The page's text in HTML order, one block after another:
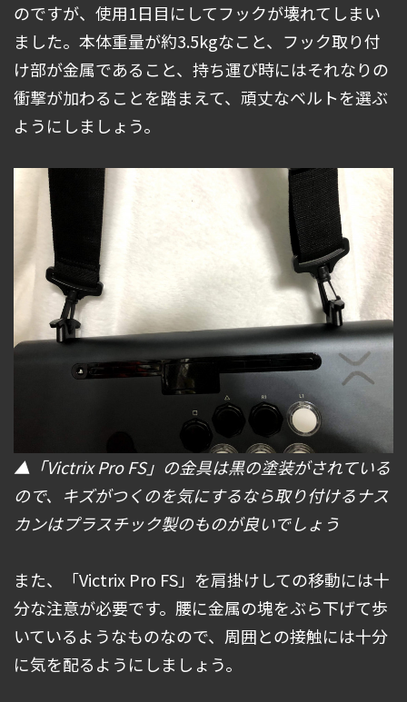
のですが、使用1日目にしてフックが壊れてしまい
ました。本体重量が約3.5kgなこと、フック取り付
け部が金属であること、持ち運び時にはそれなりの
衝撃が加わることを踏まえて、頑丈なベルトを選ぶ
ようにしましょう。
▲「Victrix Pro FS」の金具は黒の塗装がされている
ので、キズがつくのを気にするなら取り付けるナス
カンはプラスチック製のものが良いでしょう
また、「Victrix Pro FS」を肩掛けしての移動には十
分な注意が必要です。腰に金属の塊をぶら下げて歩
いているようなものなので、周囲との接触には十分
に気を配るようにしましょう。